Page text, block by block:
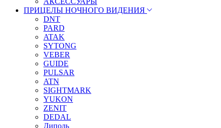
ПРИЦЕЛЫ НОЧНОГО ВИДЕНИЯ
DNT
PARD
ATAK
SYTONG
VEBER
GUIDE
PULSAR
ATN
SIGHTMARK
YUKON
ZENIT
DEDAL
Диполь